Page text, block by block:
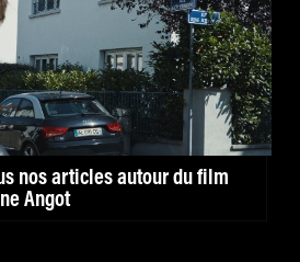
nos articles autour du film
Angot